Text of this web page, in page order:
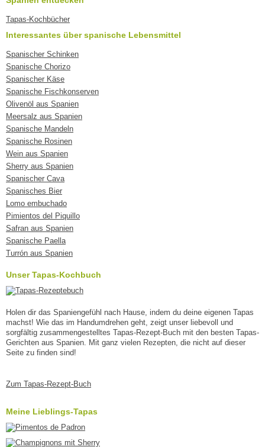
Tapas-Kochbücher
Interessantes über spanische Lebensmittel
Spanischer Schinken
Spanische Chorizo
Spanischer Käse
Spanische Fischkonserven
Olivenöl aus Spanien
Meersalz aus Spanien
Spanische Mandeln
Spanische Rosinen
Wein aus Spanien
Sherry aus Spanien
Spanischer Cava
Spanisches Bier
Lomo embuchado
Pimientos del Piquillo
Safran aus Spanien
Spanische Paella
Turrón aus Spanien
Unser Tapas-Kochbuch
Holen dir das Spaniengefühl nach Hause, indem du deine eigenen Tapas
machst! Wie das im Handumdrehen geht, zeigt unser liebevoll und
sorgfältig zusammengestelltes Tapas-Rezept-Buch mit den besten Tapas-
Gerichten aus Spanien. Mit ganz vielen Rezepten, die nicht auf dieser
Seite zu finden sind!
Zum Tapas-Rezept-Buch
Meine Lieblings-Tapas